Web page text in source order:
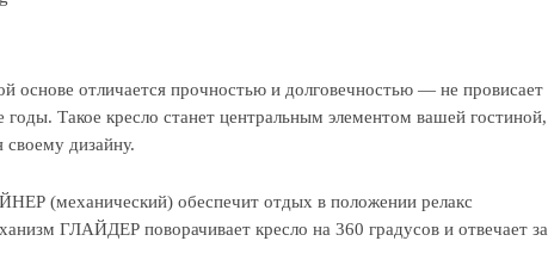
основе отличается прочностью и долговечностью — не провисает
Такое кресло станет центральным элементом вашей гостиной,
своему дизайну.
(механический) обеспечит отдых в положении релакс
ГЛАЙДЕР поворачивает кресло на 360 градусов и отвечает за